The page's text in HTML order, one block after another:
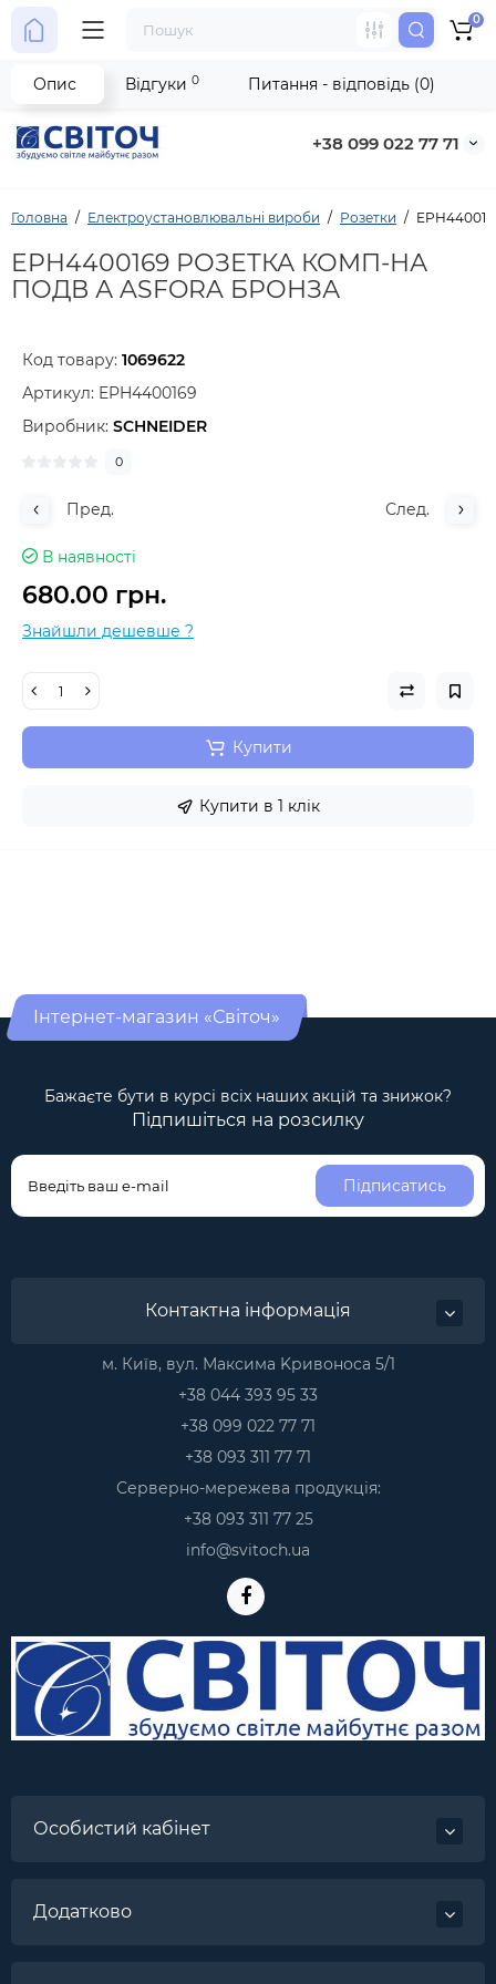
+38 099 022 77 71
0
Головна Електроустановлювальні вироби Розетки
EPH4400169 РОЗЕТКА КОМП-НА
ПОДВ А ASFORA БРОНЗА
Код товару: 1069622
Артикул: EPH4400169
Виробник: SCHNEIDER
0
Пред. След.
В наявності
680.00 грн.
Знайшли дешевше ?
Купити
Купити в 1 клік
Опис Відгуки 0 Питання - відповідь (0)
Інтернет-магазин «Світоч»
Бажаєте бути в курсі всіх наших акцій та знижок?
Підпишіться на розсилку
Підписатись
Контактна інформація
м. Київ, вул. Максима Kривоноса 5/1
+38 044 393 95 33
+38 099 022 77 71
+38 093 311 77 71
Серверно-мережева продукція:
+38 093 311 77 25
info@svitoch.ua
Особистий кабінет
Додатково